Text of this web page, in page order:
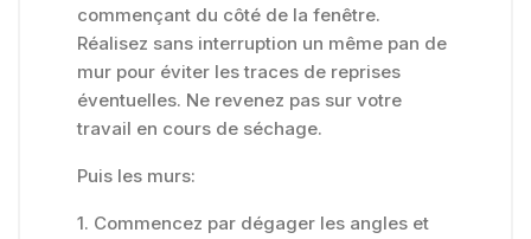
commençant du côté de la fenêtre.
Réalisez sans interruption un même pan de
mur pour éviter les traces de reprises
éventuelles. Ne revenez pas sur votre
travail en cours de séchage.
Puis les murs:
1. Commencez par dégager les angles et